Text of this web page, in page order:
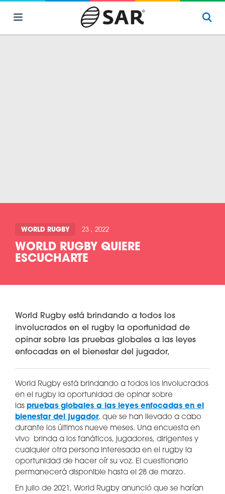
WORLD RUGBY 23 , 2022
WORLD RUGBY QUIERE
ESCUCHARTE
World Rugby está brindando a todos los
involucrados en el rugby la oportunidad de
opinar sobre las pruebas globales a las leyes
enfocadas en el bienestar del jugador,
World Rugby está brindando a todos los involucrados
en el rugby la oportunidad de opinar sobre
las pruebas globales a las leyes enfocadas en el
bienestar del jugador, que se han llevado a cabo
durante los últimos nueve meses. Una encuesta en
vivo brinda a los fanáticos, jugadores, dirigentes y
cualquier otra persona interesada en el rugby la
oportunidad de hacer oír su voz. El cuestionario
permanecerá disponible hasta el 28 de marzo.
En julio de 2021, World Rugby anunció que se harían